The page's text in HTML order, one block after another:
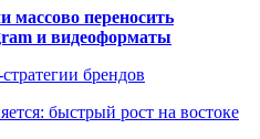
массово переносить
и видеоформаты
брендов
быстрый рост на востоке